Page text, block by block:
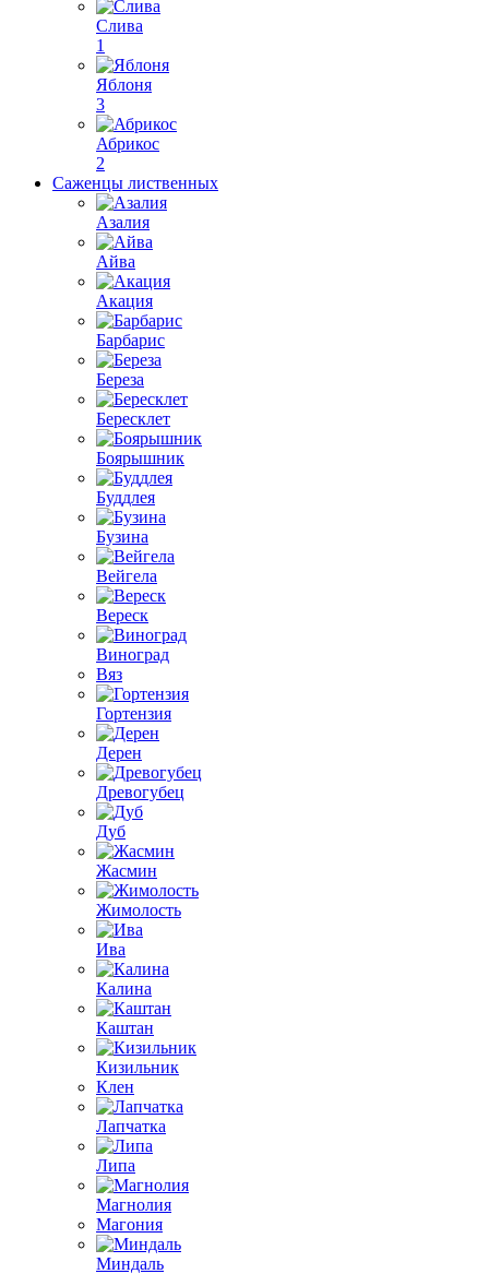
Слива
1
Яблоня
3
Абрикос
2
Саженцы лиственных
Азалия
Айва
Акация
Барбарис
Береза
Бересклет
Боярышник
Буддлея
Бузина
Вейгела
Вереск
Виноград
Вяз
Гортензия
Дерен
Древогубец
Дуб
Жасмин
Жимолость
Ива
Калина
Каштан
Кизильник
Клен
Лапчатка
Липа
Магнолия
Магония
Миндаль